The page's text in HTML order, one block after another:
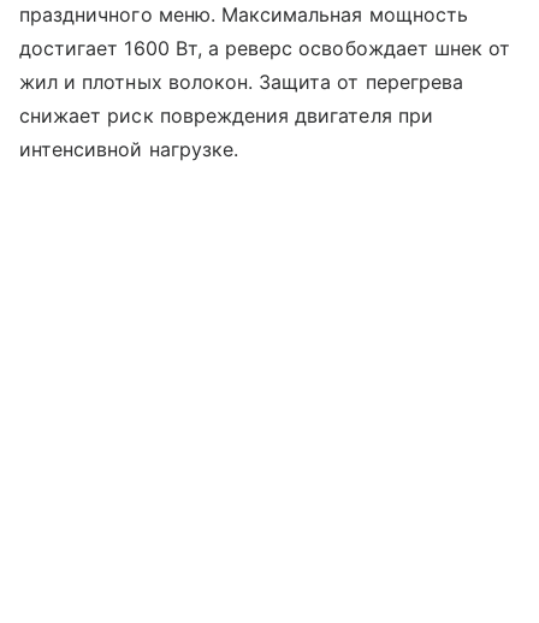
праздничного меню. Максимальная мощность
достигает 1600 Вт, а реверс освобождает шнек от
жил и плотных волокон. Защита от перегрева
снижает риск повреждения двигателя при
интенсивной нагрузке.